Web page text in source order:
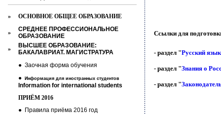
» ОСНОВНОЕ ОБЩЕЕ ОБРАЗОВАНИЕ
»
СРЕДНЕЕ ПРОФЕССИОНАЛЬНОЕ
ОБРАЗОВАНИЕ
»
ВЫСШЕЕ ОБРАЗОВАНИЕ:
БАКАЛАВРИАТ. МАГИСТРАТУРА
●Заочная форма обучения
●
Информация для иностранных студентов
Information for international students
ПРИЁМ 2016
● Правила приёма 2016 год
Ссылки для
- раздел "Русский язык
- раздел "Знания о
- раздел "